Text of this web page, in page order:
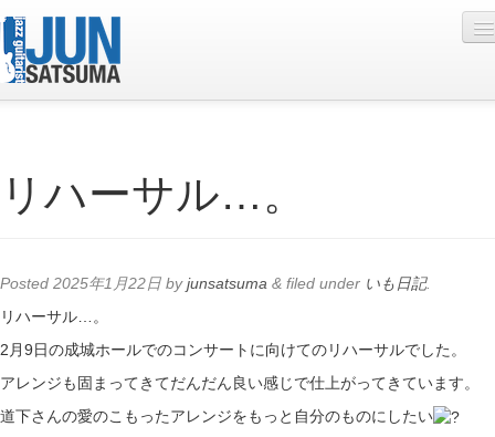
Live Schedule
Photo
Contact
リハーサル…。
Posted 2025年1月22日 byjunsatsuma & filed under いも日記.
リハーサル…。
2月9日の成城ホールでのコンサートに向けてのリハーサルでした。
アレンジも固まってきてだんだん良い感じで仕上がってきています。
道下さんの愛のこもったアレンジをもっと自分のものにしたい